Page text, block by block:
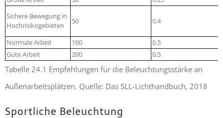
Sichere Bewegung in
Hochrisikogebieten
50 0.4
Normale Arbeit 100
0.5
Gute Arbeit
200 0.5
Tabelle 24.1 Empfehlungen für die Beleuchtungsstärke an
Außenarbeitsplätzen. Quelle: Das SLL-Lichthandbuch, 2018
Sportliche Beleuchtung